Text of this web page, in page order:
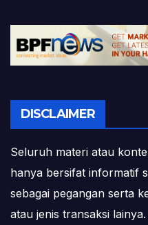
DISCLAIMER
Seluruh materi atau
hanya bersifat informatif
sebagai pegangan serta
atau jenis transaksi